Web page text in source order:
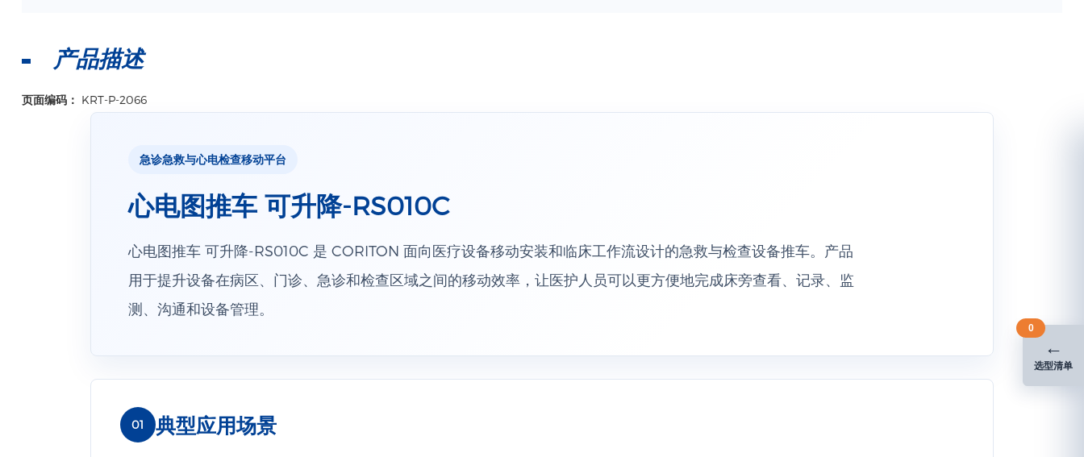
产品描述
页面编码： KRT-P-2066
急诊急救与心电检查移动平台
心电图推车 可升降-RS010C
心电图推车 可升降-RS010C 是 CORITON 面向医疗设备移动安装和临床工作流设计的急救与检查设备推车。产品
用于提升设备在病区、门诊、急诊和检查区域之间的移动效率，让医护人员可以更方便地完成床旁查看、记录、监
测、沟通和设备管理。
01 典型应用场景
←
选型清单
0